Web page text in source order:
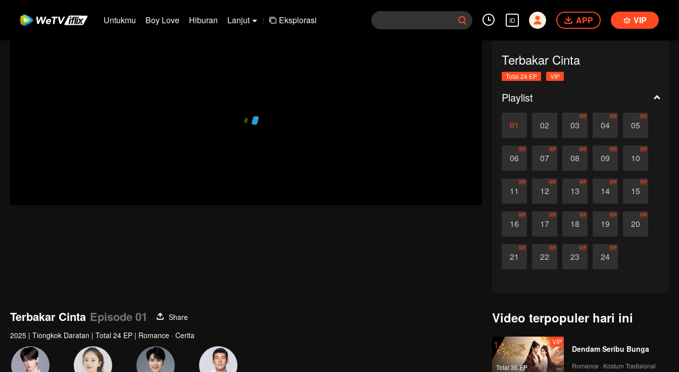
Untukmu Boy Love Hiburan Lanjut | Eksplorasi ID APP VIP
Terbakar Cinta
Total 24 EP VIP
Playlist
01 02 03
VIP
04
VIP
05
VIP
06
VIP
07
VIP
08
VIP
09
VIP
10
VIP
11
VIP
12
VIP
13
VIP
14
VIP
15
VIP
16
VIP
17
VIP
18
VIP
19
VIP
20
VIP
21
VIP
22
VIP
23
VIP
24
VIP
Terbakar Cinta Episode 01
Share
2025 | Tiongkok Daratan | Total 24 EP | Romance · Cerita
Video terpopuler hari ini
1
Total 36 EP
VIP
Dendam Seribu Bunga
Romance · Kostum Tradisional